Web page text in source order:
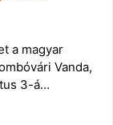
a magyar
Vanda,
3-á…